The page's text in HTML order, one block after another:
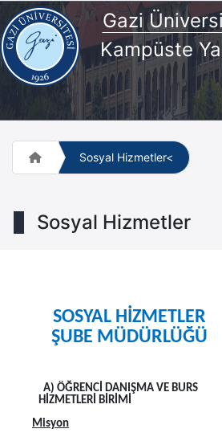
Gazi
Kampüste
Sosyal Hizmetler<
Sosyal Hizmetler
SOSYAL HİZMETLER
ŞUBE MÜDÜRLÜĞÜ
A) ÖĞRENCİ DANIŞMA VE BURS
HİZMETLERİ BİRİMİ
Misyon